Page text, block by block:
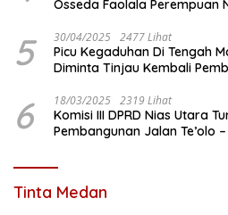
Osseda Faolala Perempuan
5 30/04/2025 2477 Lihat
Picu Kegaduhan Di Tengah
Diminta Tinjau Kembali
6 18/03/2025 2319 Lihat
Komisi III DPRD Nias Utara
Pembangunan Jalan Te’olo
Tinta Medan